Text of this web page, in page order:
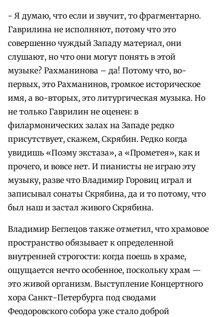
- Я думаю, что если и звучит, то фрагментарно.
Гаврилина не исполняют, потому что это
совершенно чуждый Западу материал, они
слушают, но что они могут понять в этой
музыке? Рахманинова – да! Потому что, во-
первых, это Рахманинов, громкое историческое
имя, а во-вторых, это литургическая музыка. Но
не только Гаврилин не оценен: в
филармонических залах на Западе редко
присутствует, скажем, Скрябин. Редко когда
увидишь «Поэму экстаза», а «Прометея», как и
прочего, и вовсе нет. И пианисты не играю эту
музыку, разве что Владимир Горовиц играл и
записывал сонаты Скрябина, да и то потому, что
был наш и застал живого Скрябина.
Владимир Беглецов также отметил, что храмовое
пространство обязывает к определенной
внутренней строгости: когда поешь в храме,
ощущается нечто особенное, поскольку храм —
это живой организм. Выступление Концертного
хора Санкт-Петербурга под сводами
Феодоровского собора уже стало доброй